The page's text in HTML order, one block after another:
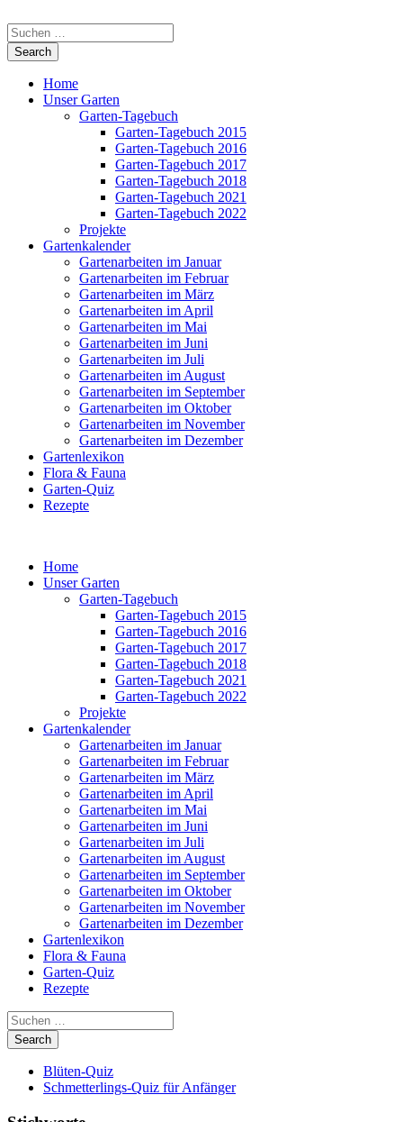
Home
Unser Garten
Garten-Tagebuch
Garten-Tagebuch 2015
Garten-Tagebuch 2016
Garten-Tagebuch 2017
Garten-Tagebuch 2018
Garten-Tagebuch 2021
Garten-Tagebuch 2022
Projekte
Gartenkalender
Gartenarbeiten im Januar
Gartenarbeiten im Februar
Gartenarbeiten im März
Gartenarbeiten im April
Gartenarbeiten im Mai
Gartenarbeiten im Juni
Gartenarbeiten im Juli
Gartenarbeiten im August
Gartenarbeiten im September
Gartenarbeiten im Oktober
Gartenarbeiten im November
Gartenarbeiten im Dezember
Gartenlexikon
Flora & Fauna
Garten-Quiz
Rezepte
Home
Unser Garten
Garten-Tagebuch
Garten-Tagebuch 2015
Garten-Tagebuch 2016
Garten-Tagebuch 2017
Garten-Tagebuch 2018
Garten-Tagebuch 2021
Garten-Tagebuch 2022
Projekte
Gartenkalender
Gartenarbeiten im Januar
Gartenarbeiten im Februar
Gartenarbeiten im März
Gartenarbeiten im April
Gartenarbeiten im Mai
Gartenarbeiten im Juni
Gartenarbeiten im Juli
Gartenarbeiten im August
Gartenarbeiten im September
Gartenarbeiten im Oktober
Gartenarbeiten im November
Gartenarbeiten im Dezember
Gartenlexikon
Flora & Fauna
Garten-Quiz
Rezepte
Blüten-Quiz
Schmetterlings-Quiz für Anfänger